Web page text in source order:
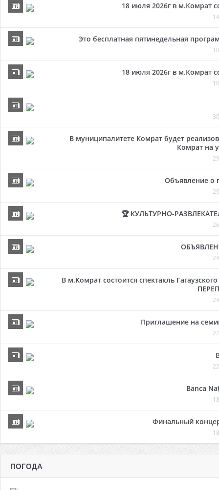
18 июля 2026г в м.Комрат
Это бесплатная пятинедельная
18 июля 2026г в м.Комрат
В муниципалитете Комрат будет
Комрат на
Объявление о
🏆 КУЛЬТУРНО-
В м.Комрат состоится спектакль
Приглашение на
Banca
Финальный
ПОГОДА